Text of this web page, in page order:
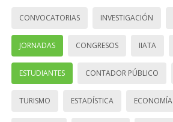
CONVOCATORIAS INVESTIGACIÓN
JORNADAS CONGRESOS IIATA
ESTUDIANTES CONTADOR PÚBLICO
TURISMO ESTADÍSTICA ECONOMÍA